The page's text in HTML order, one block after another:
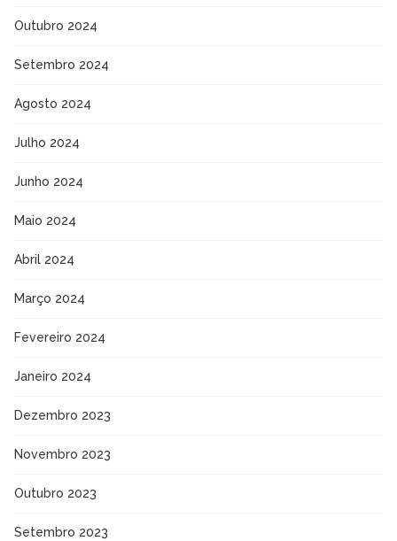
Outubro 2024
Setembro 2024
Agosto 2024
Julho 2024
Junho 2024
Maio 2024
Abril 2024
Março 2024
Fevereiro 2024
Janeiro 2024
Dezembro 2023
Novembro 2023
Outubro 2023
Setembro 2023